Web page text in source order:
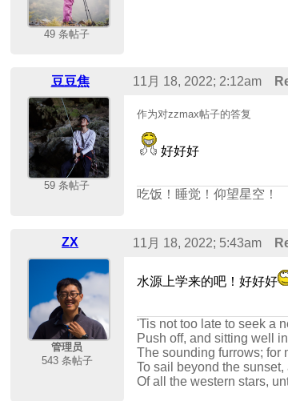
49 条帖子
豆豆焦 11月 18, 2022; 2:12am
59 条帖子
作为对zzmax帖子的答复
好好好
吃饭！睡觉！仰望星空！
ZX 11月 18, 2022; 5:43am
管理员
543 条帖子
水源上学来的吧！好好好
'Tis not too late to seek a
Push off, and sitting well
The sounding furrows; for
To sail beyond the sunset,
Of all the western stars,